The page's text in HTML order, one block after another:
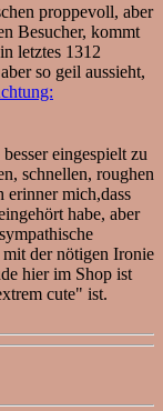
proppevoll, aber
Besucher, kommt
letztes 1312
so geil aussieht,
eingespielt zu
schnellen, roughen
mich,dass
habe, aber
der nötigen Ironie
hier im Shop ist
cute" ist.